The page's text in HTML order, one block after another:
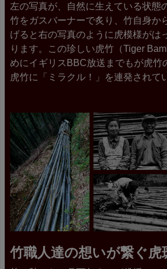
左の写真が、自然に生えている状態
竹をガスバーナーで炙り、竹自身か
げると右の写真のように虎模様がは
ります。この珍しい虎竹（Tiger
めにイギリスBBC放送までもが虎竹
虎竹に「ミラクル！」を連発されて
竹職人達の想いが繋ぐ虎